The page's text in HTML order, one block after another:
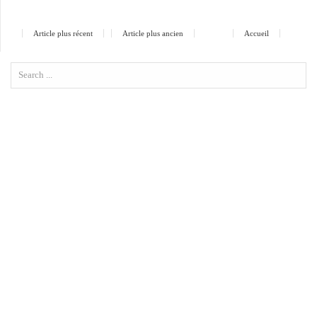
Article plus récent Article plus ancien Accueil